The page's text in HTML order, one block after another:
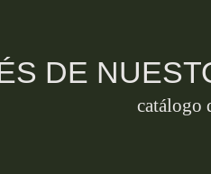
DE
catálogo